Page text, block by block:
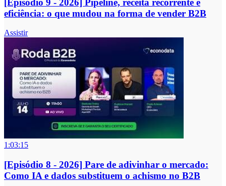
[Episódio 9 - 2026] Pipeline, receita recorrente e
eficiência: o que mudou na forma de vender B2B
Assistir
1:03:15
[Episódio 8 - 2026] Pare de adivinhar o mercado:
Como IA e dados substituem o achismo no B2B